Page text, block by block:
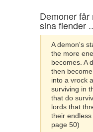
Demoner
sina fiender
A demon's
the more
becomes. A
then
into a vrock
surviving in
that do
lords that
their
page 50)